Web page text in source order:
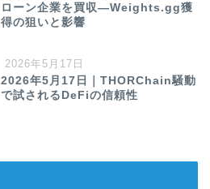
ローン企業を買収—Weights.gg獲
得の狙いと影響
2026年5月17日
2026年5月17日｜THORChain騒動
で試されるDeFiの信頼性